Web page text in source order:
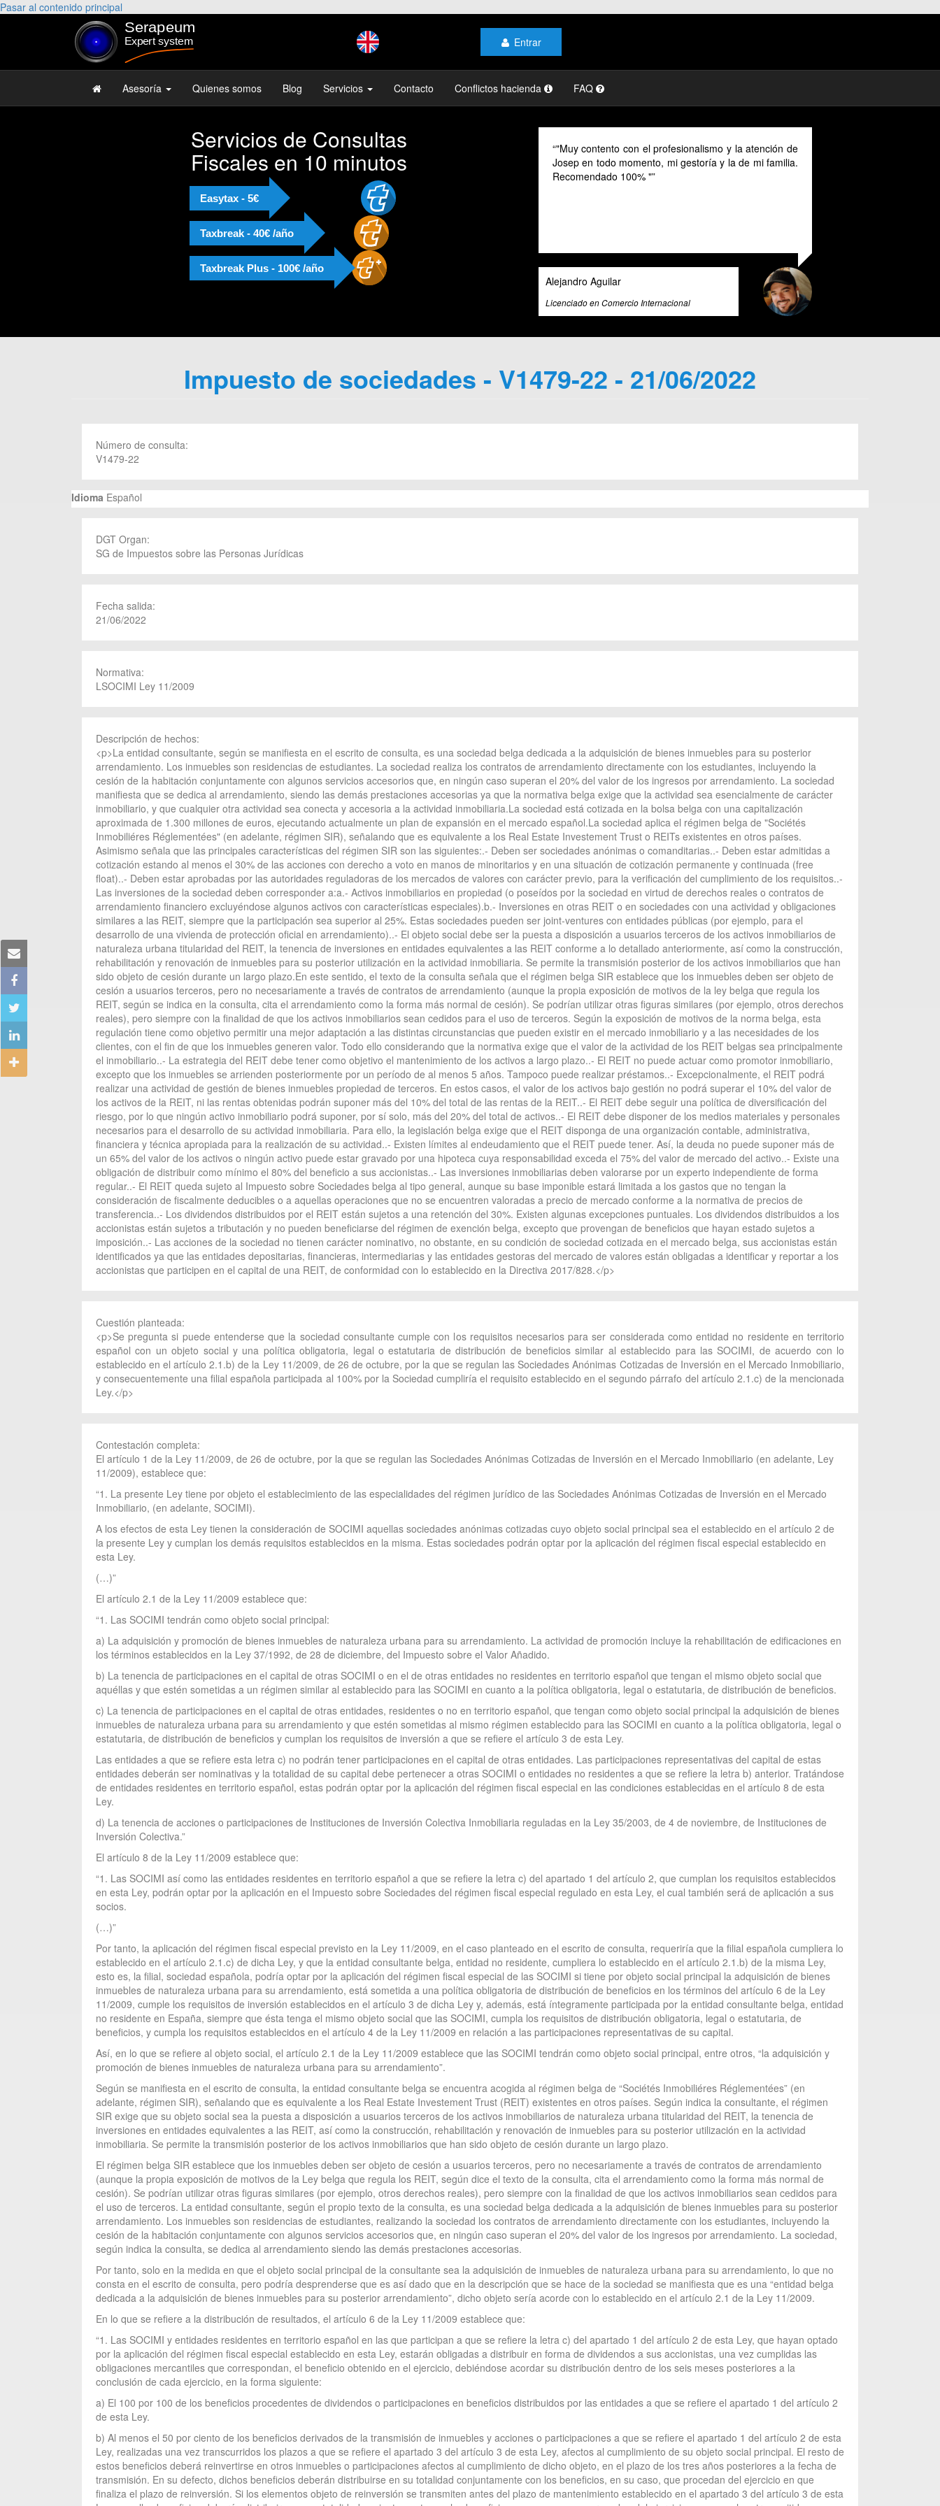
Pasar al contenido principal
Entrar
Asesoría Quienes somos Blog Servicios Contacto Conflictos hacienda FAQ
Servicios de Consultas
Fiscales en 10 minutos
Easytax - 5€
Taxbreak - 40€ /año
Taxbreak Plus - 100€ /año
As a digital nomad in Spain I could benefit much from
their advice provided in English as Unfortunately I
cannot speak Spanish and this makes it a unique and
Ali Roghani
Artificial Intelligence & Big Data Expert
Impuesto de sociedades - V1479-22 - 21/06/2022
Número de consulta:
V1479-22
Idioma Español
DGT Organ:
SG de Impuestos sobre las Personas Jurídicas
Fecha salida:
21/06/2022
Normativa:
LSOCIMI Ley 11/2009
Descripción de hechos:
<p>La entidad consultante, según se manifiesta en el escrito de consulta, es una sociedad belga dedicada a la adquisición de bienes inmuebles para su posterior
arrendamiento. Los inmuebles son residencias de estudiantes. La sociedad realiza los contratos de arrendamiento directamente con los estudiantes, incluyendo la
cesión de la habitación conjuntamente con algunos servicios accesorios que, en ningún caso superan el 20% del valor de los ingresos por arrendamiento. La sociedad
manifiesta que se dedica al arrendamiento, siendo las demás prestaciones accesorias ya que la normativa belga exige que la actividad sea esencialmente de carácter
inmobiliario, y que cualquier otra actividad sea conecta y accesoria a la actividad inmobiliaria.La sociedad está cotizada en la bolsa belga con una capitalización
aproximada de 1.300 millones de euros, ejecutando actualmente un plan de expansión en el mercado español.La sociedad aplica el régimen belga de "Sociétés
Inmobiliéres Réglementées" (en adelante, régimen SIR), señalando que es equivalente a los Real Estate Investement Trust o REITs existentes en otros países.
Asimismo señala que las principales características del régimen SIR son las siguientes:.- Deben ser sociedades anónimas o comanditarias..- Deben estar admitidas a
cotización estando al menos el 30% de las acciones con derecho a voto en manos de minoritarios y en una situación de cotización permanente y continuada (free
float)..- Deben estar aprobadas por las autoridades reguladoras de los mercados de valores con carácter previo, para la verificación del cumplimiento de los requisitos..-
Las inversiones de la sociedad deben corresponder a:a.- Activos inmobiliarios en propiedad (o poseídos por la sociedad en virtud de derechos reales o contratos de
arrendamiento financiero excluyéndose algunos activos con características especiales).b.- Inversiones en otras REIT o en sociedades con una actividad y obligaciones
similares a las REIT, siempre que la participación sea superior al 25%. Estas sociedades pueden ser joint-ventures con entidades públicas (por ejemplo, para el
desarrollo de una vivienda de protección oficial en arrendamiento)..- El objeto social debe ser la puesta a disposición a usuarios terceros de los activos inmobiliarios de
naturaleza urbana titularidad del REIT, la tenencia de inversiones en entidades equivalentes a las REIT conforme a lo detallado anteriormente, así como la construcción,
rehabilitación y renovación de inmuebles para su posterior utilización en la actividad inmobiliaria. Se permite la transmisión posterior de los activos inmobiliarios que han
sido objeto de cesión durante un largo plazo.En este sentido, el texto de la consulta señala que el régimen belga SIR establece que los inmuebles deben ser objeto de
cesión a usuarios terceros, pero no necesariamente a través de contratos de arrendamiento (aunque la propia exposición de motivos de la ley belga que regula los
REIT, según se indica en la consulta, cita el arrendamiento como la forma más normal de cesión). Se podrían utilizar otras figuras similares (por ejemplo, otros derechos
reales), pero siempre con la finalidad de que los activos inmobiliarios sean cedidos para el uso de terceros. Según la exposición de motivos de la norma belga, esta
regulación tiene como objetivo permitir una mejor adaptación a las distintas circunstancias que pueden existir en el mercado inmobiliario y a las necesidades de los
clientes, con el fin de que los inmuebles generen valor. Todo ello considerando que la normativa exige que el valor de la actividad de los REIT belgas sea principalmente
el inmobiliario..- La estrategia del REIT debe tener como objetivo el mantenimiento de los activos a largo plazo..- El REIT no puede actuar como promotor inmobiliario,
excepto que los inmuebles se arrienden posteriormente por un período de al menos 5 años. Tampoco puede realizar préstamos..- Excepcionalmente, el REIT podrá
realizar una actividad de gestión de bienes inmuebles propiedad de terceros. En estos casos, el valor de los activos bajo gestión no podrá superar el 10% del valor de
los activos de la REIT, ni las rentas obtenidas podrán suponer más del 10% del total de las rentas de la REIT..- El REIT debe seguir una política de diversificación del
riesgo, por lo que ningún activo inmobiliario podrá suponer, por sí solo, más del 20% del total de activos..- El REIT debe disponer de los medios materiales y personales
necesarios para el desarrollo de su actividad inmobiliaria. Para ello, la legislación belga exige que el REIT disponga de una organización contable, administrativa,
financiera y técnica apropiada para la realización de su actividad..- Existen límites al endeudamiento que el REIT puede tener. Así, la deuda no puede suponer más de
un 65% del valor de los activos o ningún activo puede estar gravado por una hipoteca cuya responsabilidad exceda el 75% del valor de mercado del activo..- Existe una
obligación de distribuir como mínimo el 80% del beneficio a sus accionistas..- Las inversiones inmobiliarias deben valorarse por un experto independiente de forma
regular..- El REIT queda sujeto al Impuesto sobre Sociedades belga al tipo general, aunque su base imponible estará limitada a los gastos que no tengan la
consideración de fiscalmente deducibles o a aquellas operaciones que no se encuentren valoradas a precio de mercado conforme a la normativa de precios de
transferencia..- Los dividendos distribuidos por el REIT están sujetos a una retención del 30%. Existen algunas excepciones puntuales. Los dividendos distribuidos a los
accionistas están sujetos a tributación y no pueden beneficiarse del régimen de exención belga, excepto que provengan de beneficios que hayan estado sujetos a
imposición..- Las acciones de la sociedad no tienen carácter nominativo, no obstante, en su condición de sociedad cotizada en el mercado belga, sus accionistas están
identificados ya que las entidades depositarias, financieras, intermediarias y las entidades gestoras del mercado de valores están obligadas a identificar y reportar a los
accionistas que participen en el capital de una REIT, de conformidad con lo establecido en la Directiva 2017/828.</p>
Cuestión planteada:
<p>Se pregunta si puede entenderse que la sociedad consultante cumple con los requisitos necesarios para ser considerada como entidad no residente en territorio
español con un objeto social y una política obligatoria, legal o estatutaria de distribución de beneficios similar al establecido para las SOCIMI, de acuerdo con lo
establecido en el artículo 2.1.b) de la Ley 11/2009, de 26 de octubre, por la que se regulan las Sociedades Anónimas Cotizadas de Inversión en el Mercado Inmobiliario,
y consecuentemente una filial española participada al 100% por la Sociedad cumpliría el requisito establecido en el segundo párrafo del artículo 2.1.c) de la mencionada
Ley.</p>
Contestación completa:
El artículo 1 de la Ley 11/2009, de 26 de octubre, por la que se regulan las Sociedades Anónimas Cotizadas de Inversión en el Mercado Inmobiliario (en adelante, Ley
11/2009), establece que:
“1. La presente Ley tiene por objeto el establecimiento de las especialidades del régimen jurídico de las Sociedades Anónimas Cotizadas de Inversión en el Mercado
Inmobiliario, (en adelante, SOCIMI).
A los efectos de esta Ley tienen la consideración de SOCIMI aquellas sociedades anónimas cotizadas cuyo objeto social principal sea el establecido en el artículo 2 de
la presente Ley y cumplan los demás requisitos establecidos en la misma. Estas sociedades podrán optar por la aplicación del régimen fiscal especial establecido en
esta Ley.
(…)”
El artículo 2.1 de la Ley 11/2009 establece que:
“1. Las SOCIMI tendrán como objeto social principal:
a) La adquisición y promoción de bienes inmuebles de naturaleza urbana para su arrendamiento. La actividad de promoción incluye la rehabilitación de edificaciones en
los términos establecidos en la Ley 37/1992, de 28 de diciembre, del Impuesto sobre el Valor Añadido.
b) La tenencia de participaciones en el capital de otras SOCIMI o en el de otras entidades no residentes en territorio español que tengan el mismo objeto social que
aquéllas y que estén sometidas a un régimen similar al establecido para las SOCIMI en cuanto a la política obligatoria, legal o estatutaria, de distribución de beneficios.
c) La tenencia de participaciones en el capital de otras entidades, residentes o no en territorio español, que tengan como objeto social principal la adquisición de bienes
inmuebles de naturaleza urbana para su arrendamiento y que estén sometidas al mismo régimen establecido para las SOCIMI en cuanto a la política obligatoria, legal o
estatutaria, de distribución de beneficios y cumplan los requisitos de inversión a que se refiere el artículo 3 de esta Ley.
Las entidades a que se refiere esta letra c) no podrán tener participaciones en el capital de otras entidades. Las participaciones representativas del capital de estas
entidades deberán ser nominativas y la totalidad de su capital debe pertenecer a otras SOCIMI o entidades no residentes a que se refiere la letra b) anterior. Tratándose
de entidades residentes en territorio español, estas podrán optar por la aplicación del régimen fiscal especial en las condiciones establecidas en el artículo 8 de esta
Ley.
d) La tenencia de acciones o participaciones de Instituciones de Inversión Colectiva Inmobiliaria reguladas en la Ley 35/2003, de 4 de noviembre, de Instituciones de
Inversión Colectiva.”
El artículo 8 de la Ley 11/2009 establece que:
“1. Las SOCIMI así como las entidades residentes en territorio español a que se refiere la letra c) del apartado 1 del artículo 2, que cumplan los requisitos establecidos
en esta Ley, podrán optar por la aplicación en el Impuesto sobre Sociedades del régimen fiscal especial regulado en esta Ley, el cual también será de aplicación a sus
socios.
(…)”
Por tanto, la aplicación del régimen fiscal especial previsto en la Ley 11/2009, en el caso planteado en el escrito de consulta, requeriría que la filial española cumpliera lo
establecido en el artículo 2.1.c) de dicha Ley, y que la entidad consultante belga, entidad no residente, cumpliera lo establecido en el artículo 2.1.b) de la misma Ley,
esto es, la filial, sociedad española, podría optar por la aplicación del régimen fiscal especial de las SOCIMI si tiene por objeto social principal la adquisición de bienes
inmuebles de naturaleza urbana para su arrendamiento, está sometida a una política obligatoria de distribución de beneficios en los términos del artículo 6 de la Ley
11/2009, cumple los requisitos de inversión establecidos en el artículo 3 de dicha Ley y, además, está íntegramente participada por la entidad consultante belga, entidad
no residente en España, siempre que ésta tenga el mismo objeto social que las SOCIMI, cumpla los requisitos de distribución obligatoria, legal o estatutaria, de
beneficios, y cumpla los requisitos establecidos en el artículo 4 de la Ley 11/2009 en relación a las participaciones representativas de su capital.
Así, en lo que se refiere al objeto social, el artículo 2.1 de la Ley 11/2009 establece que las SOCIMI tendrán como objeto social principal, entre otros, “la adquisición y
promoción de bienes inmuebles de naturaleza urbana para su arrendamiento”.
Según se manifiesta en el escrito de consulta, la entidad consultante belga se encuentra acogida al régimen belga de “Sociétés Inmobiliéres Réglementées” (en
adelante, régimen SIR), señalando que es equivalente a los Real Estate Investement Trust (REIT) existentes en otros países. Según indica la consultante, el régimen
SIR exige que su objeto social sea la puesta a disposición a usuarios terceros de los activos inmobiliarios de naturaleza urbana titularidad del REIT, la tenencia de
inversiones en entidades equivalentes a las REIT, así como la construcción, rehabilitación y renovación de inmuebles para su posterior utilización en la actividad
inmobiliaria. Se permite la transmisión posterior de los activos inmobiliarios que han sido objeto de cesión durante un largo plazo.
El régimen belga SIR establece que los inmuebles deben ser objeto de cesión a usuarios terceros, pero no necesariamente a través de contratos de arrendamiento
(aunque la propia exposición de motivos de la Ley belga que regula los REIT, según dice el texto de la consulta, cita el arrendamiento como la forma más normal de
cesión). Se podrían utilizar otras figuras similares (por ejemplo, otros derechos reales), pero siempre con la finalidad de que los activos inmobiliarios sean cedidos para
el uso de terceros. La entidad consultante, según el propio texto de la consulta, es una sociedad belga dedicada a la adquisición de bienes inmuebles para su posterior
arrendamiento. Los inmuebles son residencias de estudiantes, realizando la sociedad los contratos de arrendamiento directamente con los estudiantes, incluyendo la
cesión de la habitación conjuntamente con algunos servicios accesorios que, en ningún caso superan el 20% del valor de los ingresos por arrendamiento. La sociedad,
según indica la consulta, se dedica al arrendamiento siendo las demás prestaciones accesorias.
Por tanto, solo en la medida en que el objeto social principal de la consultante sea la adquisición de inmuebles de naturaleza urbana para su arrendamiento, lo que no
consta en el escrito de consulta, pero podría desprenderse que es así dado que en la descripción que se hace de la sociedad se manifiesta que es una “entidad belga
dedicada a la adquisición de bienes inmuebles para su posterior arrendamiento”, dicho objeto sería acorde con lo establecido en el artículo 2.1 de la Ley 11/2009.
En lo que se refiere a la distribución de resultados, el artículo 6 de la Ley 11/2009 establece que:
“1. Las SOCIMI y entidades residentes en territorio español en las que participan a que se refiere la letra c) del apartado 1 del artículo 2 de esta Ley, que hayan optado
por la aplicación del régimen fiscal especial establecido en esta Ley, estarán obligadas a distribuir en forma de dividendos a sus accionistas, una vez cumplidas las
obligaciones mercantiles que correspondan, el beneficio obtenido en el ejercicio, debiéndose acordar su distribución dentro de los seis meses posteriores a la
conclusión de cada ejercicio, en la forma siguiente:
a) El 100 por 100 de los beneficios procedentes de dividendos o participaciones en beneficios distribuidos por las entidades a que se refiere el apartado 1 del artículo 2
de esta Ley.
b) Al menos el 50 por ciento de los beneficios derivados de la transmisión de inmuebles y acciones o participaciones a que se refiere el apartado 1 del artículo 2 de esta
Ley, realizadas una vez transcurridos los plazos a que se refiere el apartado 3 del artículo 3 de esta Ley, afectos al cumplimiento de su objeto social principal. El resto de
estos beneficios deberá reinvertirse en otros inmuebles o participaciones afectos al cumplimiento de dicho objeto, en el plazo de los tres años posteriores a la fecha de
transmisión. En su defecto, dichos beneficios deberán distribuirse en su totalidad conjuntamente con los beneficios, en su caso, que procedan del ejercicio en que
finaliza el plazo de reinversión. Si los elementos objeto de reinversión se transmiten antes del plazo de mantenimiento establecido en el apartado 3 del artículo 3 de esta